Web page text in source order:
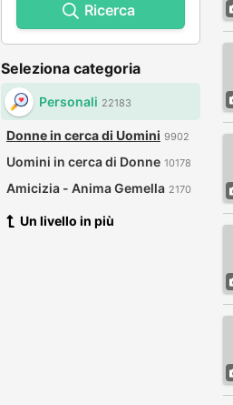
Ricerca
Seleziona categoria
Personali 22183
Donne in cerca di Uomini 9902
Uomini in cerca di Donne 10178
Amicizia - Anima Gemella 2170
Un livello in più